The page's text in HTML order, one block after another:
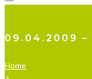
09.04.2009 –
Home